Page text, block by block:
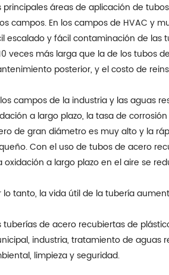
principales áreas de aplicación de
campos. En los campos de HVAC y
escalado y fácil contaminación de las
veces más larga que la de los tubos
posterior, y el costo de
los campos de la industria y las aguas
a largo plazo, la tasa de
de gran diámetro es muy alto y la
Con el uso de tubos de acero
oxidación a largo plazo en el aire se
lo tanto, la vida útil de la tubería
tuberías de acero recubiertas de
industria, tratamiento de aguas
limpieza y seguridad.